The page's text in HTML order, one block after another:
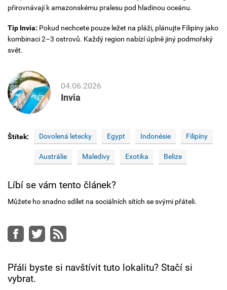
přirovnávají k amazonskému pralesu pod hladinou oceánu.
Tip Invia: Pokud nechcete pouze ležet na pláži, plánujte Filipíny jako
kombinaci 2–3 ostrovů. Každý region nabízí úplně jiný podmořský
svět.
04.06.2026
Invia
Štítek: Dovolená letecky Egypt Indonésie Filipíny
Austrálie Maledivy Exotika Belize
Líbí se vám tento článek?
Můžete ho snadno sdílet na sociálních sítích se svými přáteli.
Facebook
Twitter
RSS
Přáli byste si navštívit tuto lokalitu? Stačí si
vybrat.